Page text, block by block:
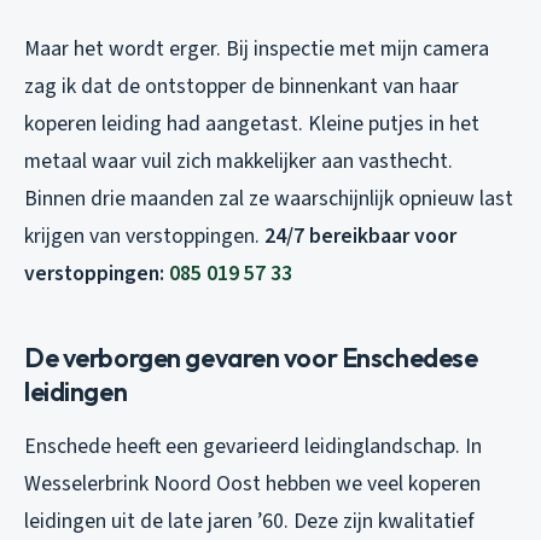
Maar het wordt erger. Bij inspectie met mijn camera
zag ik dat de ontstopper de binnenkant van haar
koperen leiding had aangetast. Kleine putjes in het
metaal waar vuil zich makkelijker aan vasthecht.
Binnen drie maanden zal ze waarschijnlijk opnieuw last
krijgen van verstoppingen. 24/7 bereikbaar voor
verstoppingen: 085 019 57 33
De verborgen gevaren voor Enschedese
leidingen
Enschede heeft een gevarieerd leidinglandschap. In
Wesselerbrink Noord Oost hebben we veel koperen
leidingen uit de late jaren ’60. Deze zijn kwalitatief